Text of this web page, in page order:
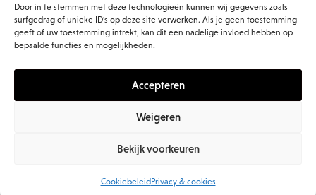
Door in te stemmen met deze technologieën kunnen wij gegevens zoals
surfgedrag of unieke ID's op deze site verwerken. Als je geen toestemming
geeft of uw toestemming intrekt, kan dit een nadelige invloed hebben op
bepaalde functies en mogelijkheden.
Accepteren
Weigeren
Bekijk voorkeuren
Cookiebeleid Privacy & cookies